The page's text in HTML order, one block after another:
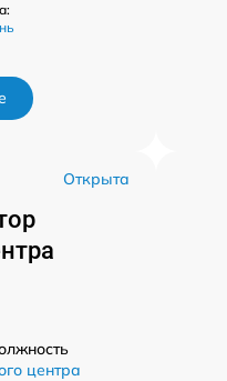
Открыта
центра